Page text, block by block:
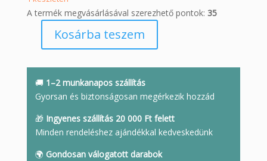
A termék megvásárlásával szerezhető pontok: 35
Rózsakvarc
mennyiség
Kosárba teszem
🚚 1–2 munkanapos szállítás
Gyorsan és biztonságosan megérkezik hozzád
🎁 Ingyenes szállítás 20 000 Ft felett
Minden rendeléshez ajándékkal kedveskedünk
🌍 Gondosan válogatott darabok